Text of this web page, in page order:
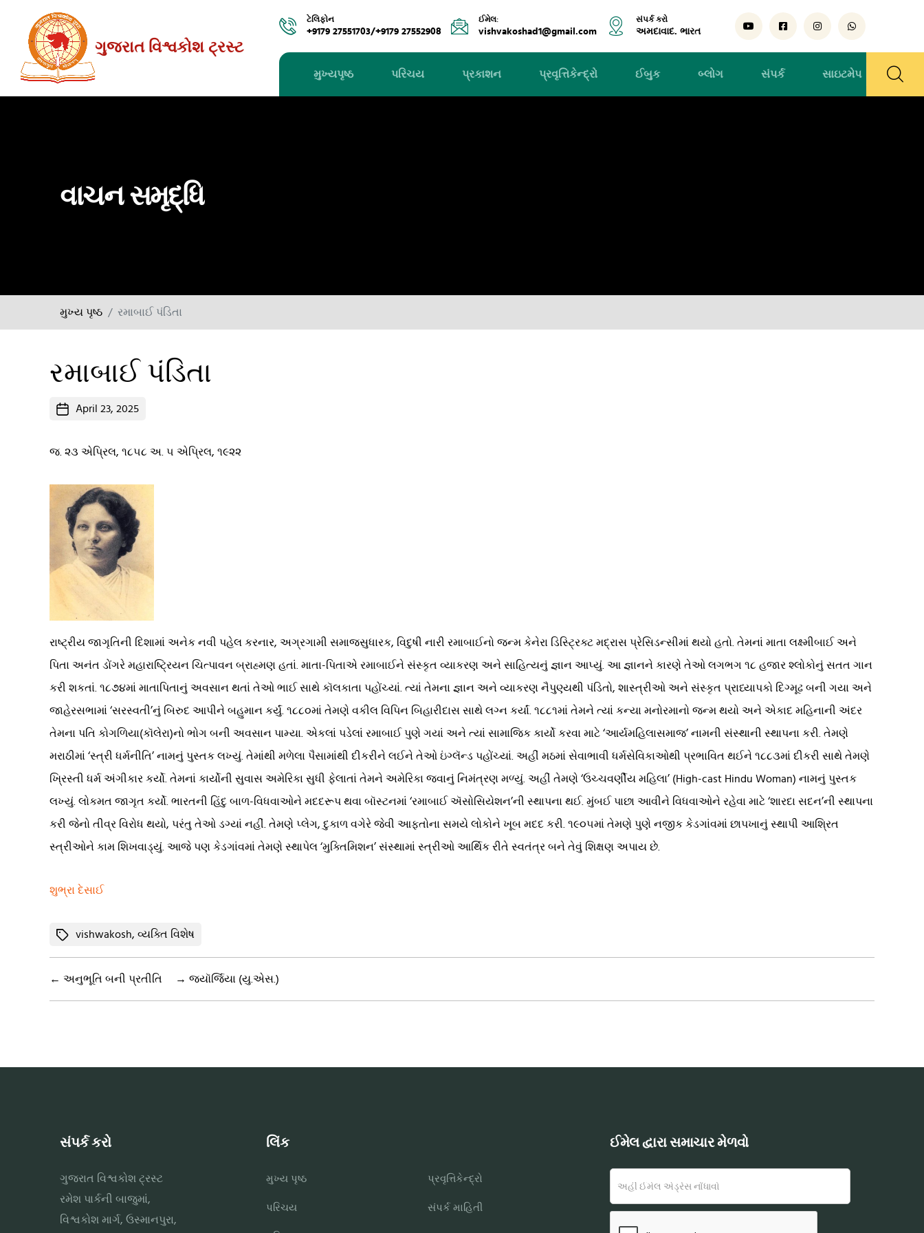
content
ગુજરાત વિશ્વકોશ ટ્રસ્ટ
ટેલિફોન
+9179 27551703/+9179 27552908
ઈમેલ:
vishvakoshad1@gmail.com
સંપર્ક કરો
અમદાવાદ. ભારત
મુખ્યપૃષ્ઠ પરિચય પ્રકાશન પ્રવૃત્તિકેન્દ્રો ઈબુક બ્લોગ સંપર્ક સાઇટમેપ
વાચન સમૃદ્ધિ
મુખ્ય પૃષ્ઠ રમાબાઈ પંડિતા
રમાબાઈ પંડિતા
PostApril 23, 2025
જ. ૨૩ એપ્રિલ, ૧૮૫૮ અ. ૫ એપ્રિલ, ૧૯૨૨
રાષ્ટ્રીય જાગૃતિની દિશામાં અનેક નવી પહેલ કરનાર, અગ્રગામી સમાજસુધારક, વિદુષી નારી રમાબાઈનો જન્મ કેનેરા ડિસ્ટ્રિક્ટ મદ્રાસ પ્રેસિડન્સીમાં થયો હતો. તેમનાં માતા લક્ષ્મીબાઈ અને
પિતા અનંત ડોંગરે મહારાષ્ટ્રિયન ચિત્પાવન બ્રાહ્મણ હતાં. માતા-પિતાએ રમાબાઈને સંસ્કૃત વ્યાકરણ અને સાહિત્યનું જ્ઞાન આપ્યું. આ જ્ઞાનને કારણે તેઓ લગભગ ૧૮ હજાર શ્લોકોનું સતત ગાન
કરી શકતાં. ૧૮૭૪માં માતાપિતાનું અવસાન થતાં તેઓ ભાઈ સાથે કૉલકાતા પહોંચ્યાં. ત્યાં તેમના જ્ઞાન અને વ્યાકરણ નૈપુણ્યથી પંડિતો, શાસ્ત્રીઓ અને સંસ્કૃત પ્રાધ્યાપકો દિગ્મૂઢ બની ગયા અને
જાહેરસભામાં ‘સરસ્વતી’નું બિરુદ આપીને બહુમાન કર્યું. ૧૮૮૦માં તેમણે વકીલ વિપિન બિહારીદાસ સાથે લગ્ન કર્યાં. ૧૮૮૧માં તેમને ત્યાં કન્યા મનોરમાનો જન્મ થયો અને એકાદ મહિનાની અંદર
તેમના પતિ કોગળિયા(કૉલેરા)નો ભોગ બની અવસાન પામ્યા. એકલાં પડેલાં રમાબાઈ પુણે ગયાં અને ત્યાં સામાજિક કાર્યો કરવા માટે ‘આર્યમહિલાસમાજ’ નામની સંસ્થાની સ્થાપના કરી. તેમણે
મરાઠીમાં ‘સ્ત્રી ધર્મનીતિ’ નામનું પુસ્તક લખ્યું. તેમાંથી મળેલા પૈસામાંથી દીકરીને લઈને તેઓ ઇંગ્લૅન્ડ પહોંચ્યાં. અહીં મઠમાં સેવાભાવી ધર્મસેવિકાઓથી પ્રભાવિત થઈને ૧૮૮૩માં દીકરી સાથે તેમણે
ખ્રિસ્તી ધર્મ અંગીકાર કર્યો. તેમનાં કાર્યોની સુવાસ અમેરિકા સુધી ફેલાતાં તેમને અમેરિકા જવાનું નિમંત્રણ મળ્યું. અહીં તેમણે ‘ઉચ્ચવર્ણીય મહિલા’ (High-cast Hindu Woman) નામનું પુસ્તક
લખ્યું. લોકમત જાગૃત કર્યો. ભારતની હિંદુ બાળ-વિધવાઓને મદદરૂપ થવા બૉસ્ટનમાં ‘રમાબાઈ ઍસોસિયેશન’ની સ્થાપના થઈ. મુંબઈ પાછા આવીને વિધવાઓને રહેવા માટે ‘શારદા સદન’ની સ્થાપના
કરી જેનો તીવ્ર વિરોધ થયો, પરંતુ તેઓ ડગ્યાં નહીં. તેમણે પ્લેગ, દુકાળ વગેરે જેવી આફતોના સમયે લોકોને ખૂબ મદદ કરી. ૧૯૦૫માં તેમણે પુણે નજીક કેડગાંવમાં છાપખાનું સ્થાપી આશ્રિત
સ્ત્રીઓને કામ શિખવાડ્યું. આજે પણ કેડગાંવમાં તેમણે સ્થાપેલ ‘મુક્તિમિશન’ સંસ્થામાં સ્ત્રીઓ આર્થિક રીતે સ્વતંત્ર બને તેવું શિક્ષણ અપાય છે.
શુભ્રા દેસાઈ
Tagsvishwakosh, વ્યક્તિ વિશેષ
← અનુભૂતિ બની પ્રતીતિ → જ્યૉર્જિયા (યુ.એસ.)
સંપર્ક કરો
ગુજરાત વિશ્વકોશ ટ્રસ્ટ
રમેશ પાર્કની બાજુમાં,
વિશ્વકોશ માર્ગ, ઉસ્માનપુરા,
લિંક
મુખ્ય પૃષ્ઠ
પરિચય
પ્રવૃત્તિકેન્દ્રો
સંપર્ક માહિતી
ઈમેલ દ્વારા સમાચાર મેળવો